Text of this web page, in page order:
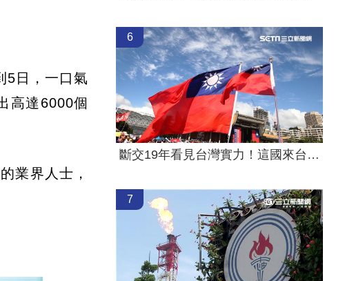
5日，一口氣
高達6000個
業界人士，
6
斷交19年看見台灣實力！這國來台尋找商機
7